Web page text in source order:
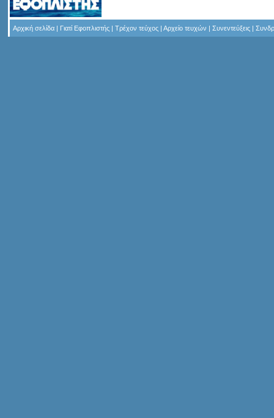
Αρχική σελίδα | Γιατί Εφοπλιστής | Τρέχον τεύχος | Αρχείο τευχών | Συνεντεύξεις |